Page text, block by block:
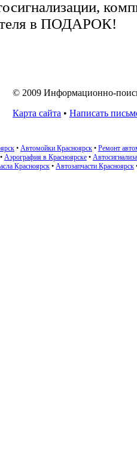
в ПОДАРОК!
© 2009 Информационно-
Карта сайта • Написать
• Автомойки Красноярск • Ремонт
• Аэрография в Красноярске •
Красноярск • Автозапчасти Красноярск